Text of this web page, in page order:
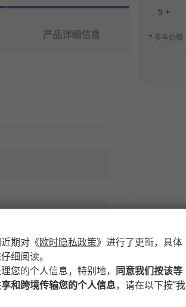
5 +
* 参考价格
产品详细信息
期对 《欧时隐私政策》 进行了更新，具体
细阅读。
您的个人信息，特别地，
同意我们按该等
和跨境传输您的个人信息，请在以下按“我